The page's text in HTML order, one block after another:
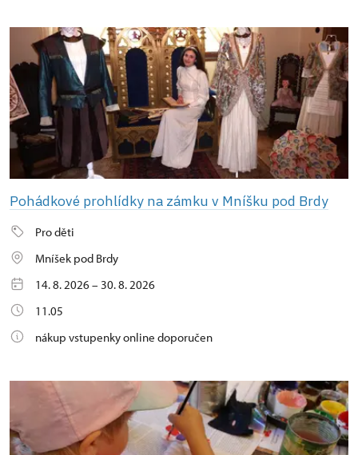
Pohádkové prohlídky na zámku v Mníšku pod Brdy
Pro děti
Mníšek pod Brdy
14. 8. 2026 – 30. 8. 2026
11.05
nákup vstupenky online doporučen